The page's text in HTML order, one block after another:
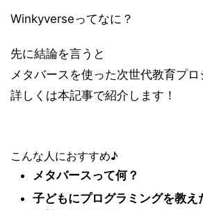
Winkyverseってなに？
先に結論を言うと
メタバースを使った次世代教育プロ
詳しくは本記事で紹介します！
こんな人におすすめ♪
メタバースって何？
子どもにプログラミングを教え